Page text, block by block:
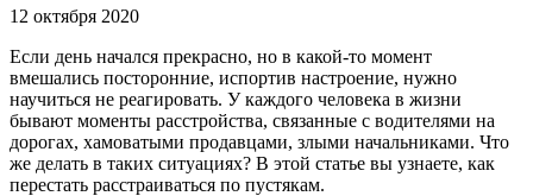
12 октября 2020
Если день начался прекрасно, но в какой-то момент
вмешались посторонние, испортив настроение, нужно
научиться не реагировать. У каждого человека в жизни
бывают моменты расстройства, связанные с водителями на
дорогах, хамоватыми продавцами, злыми начальниками. Что
же делать в таких ситуациях? В этой статье вы узнаете, как
перестать расстраиваться по пустякам.